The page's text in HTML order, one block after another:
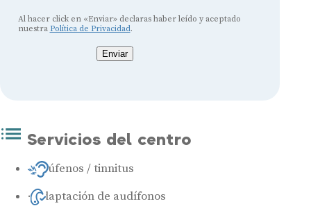
Al hacer click en «Enviar» declaras haber leído y aceptado
nuestra Política de Privacidad.
Enviar
Servicios del centro
Acúfenos / tinnitus
Adaptación de audífonos